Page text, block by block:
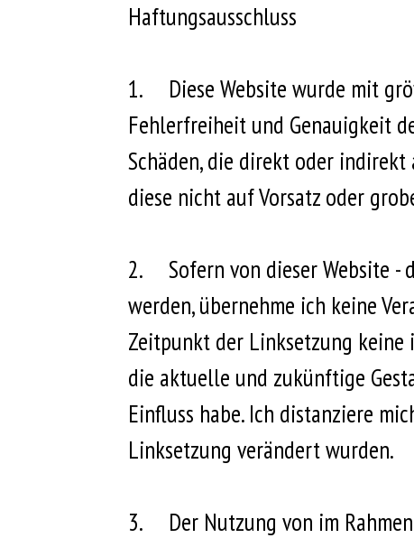
Haftungsausschluss
1. Diese Website wurde mit
Fehlerfreiheit und Genauigkeit
Schäden, die direkt oder indirekt
diese nicht auf Vorsatz oder
2.Sofern von dieser Website
werden, übernehme ich keine
Zeitpunkt der Linksetzung
die aktuelle und zukünftige
Einfluss habe. Ich distanziere
Linksetzung verändert wurden.
3. Der Nutzung von im